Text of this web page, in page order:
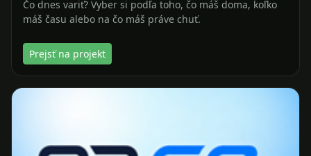
QRGO.SK